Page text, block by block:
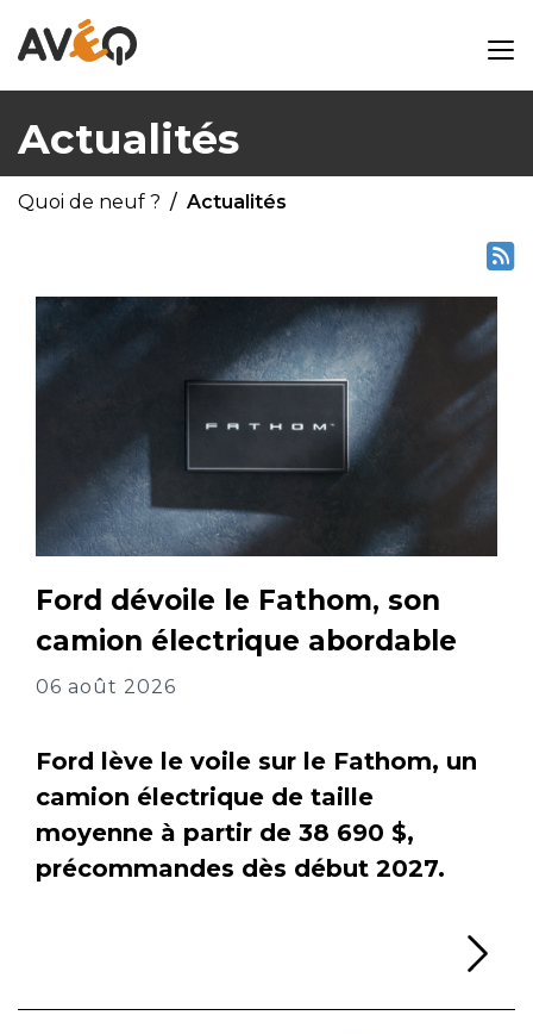
Actualités
Quoi de neuf ? Actualités
Ford dévoile le Fathom, son
camion électrique abordable
06 août 2026
Ford lève le voile sur le Fathom, un
camion électrique de taille
moyenne à partir de 38 690 $,
précommandes dès début 2027.